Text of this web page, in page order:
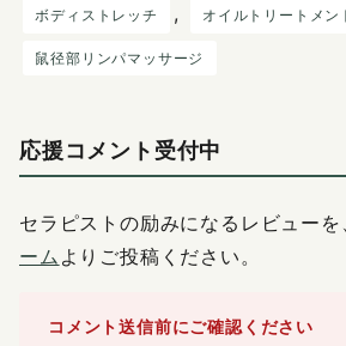
ボディストレッチ , オイルトリートメン
鼠径部リンパマッサージ
応援コメント受付中
セラピストの励みになるレビュー
ーム よりご投稿ください。
コメント送信前にご確認ください